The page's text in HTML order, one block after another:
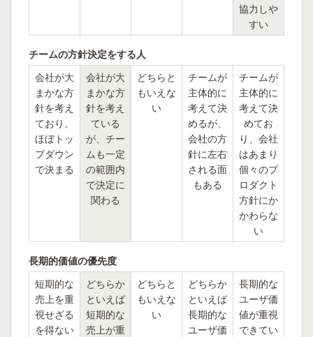
協力しや
すい
チームの方針決定をする人
会社が大
まかな方
針を考え
ており、
ほぼトッ
プダウン
で決まる
会社が大
まかな方
針を考え
ている
が、チー
ムも一定
の範囲内
で決定に
関わる
どちらと
もいえな
い
チームが
主体的に
考えて決
めるが、
会社の方
針に左右
される面
もある
チームが
主体的に
考えて決
めてお
り、会社
はあまり
個々のプ
ロダクト
方針にか
かわらな
い
長期的価値の優先度
短期的な
売上を重
視せざる
を得ない
どちらか
といえば
短期的な
売上が重
どちらと
もいえな
い
どちらか
といえば
長期的な
ユーザ価
長期的な
ユーザ価
値が重視
できてい